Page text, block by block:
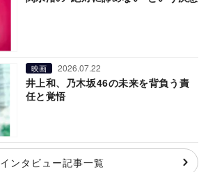
映画 2026.07.22
井上和、乃木坂46の未来を背負う責
任と覚悟
インタビュー記事一覧